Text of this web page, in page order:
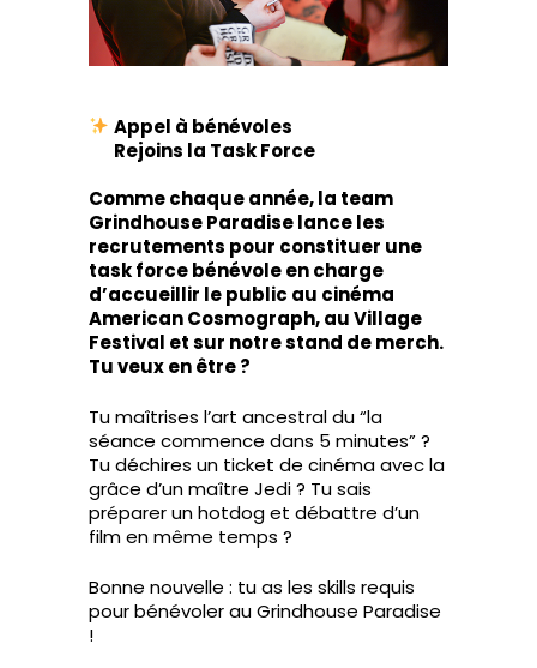
Appel à bénévoles
Rejoins la Task Force
Comme chaque année, la team
Grindhouse Paradise lance les
recrutements pour constituer une
task force bénévole en charge
d’accueillir le public au cinéma
American Cosmograph, au Village
Festival et sur notre stand de merch.
Tu veux en être ?
Tu maîtrises l’art ancestral du “la
séance commence dans 5 minutes” ?
Tu déchires un ticket de cinéma avec la
grâce d’un maître Jedi ? Tu sais
préparer un hotdog et débattre d’un
film en même temps ?
Bonne nouvelle : tu as les skills requis
pour bénévoler au Grindhouse Paradise
!